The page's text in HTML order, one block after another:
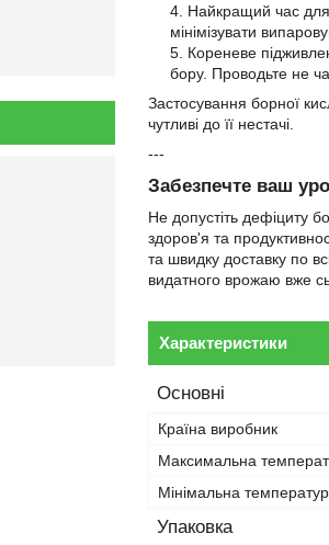
Найкращий час для
мінімізувати
Кореневе
бору. Проводьте не
Застосування борної
чутливі до її нестачі.
---
Забезпечте ваш
Не допустіть дефіциту
здоров'я та
та швидку доставку по
видатного врожаю вже
Характеристики
Основні
Країна виробник
Максимальна
Мінімальна
Упаковка